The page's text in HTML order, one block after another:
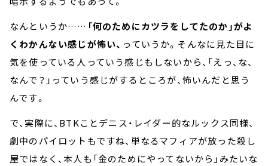
なんというか…… 「何のためにカツラをしてたのか」がよ
くわかんない感じが怖い、 っていうか。そんなに見た目に
気を使っている人っていう感じもしないから、「えっ、な、
なんで？」っていう感じがするところが、怖いんだと思う
んです。
で、実際に、BTKことデニス・レイダー的なルックス同様、
劇中のパイロットもですね、単なるマフィアが放った殺し
屋ではなく、本人も「金のためにやってないから」みたいな